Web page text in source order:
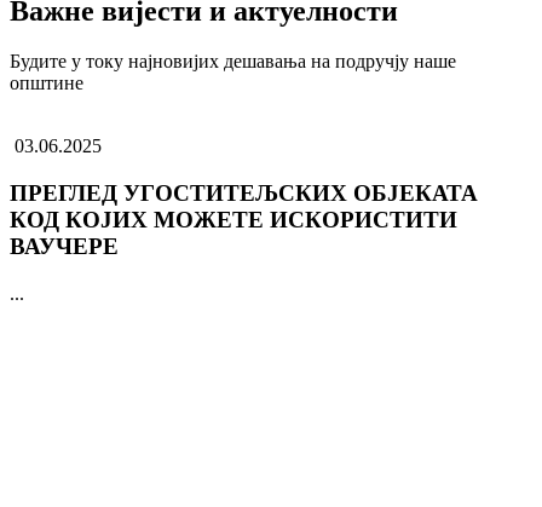
Важне вијести и актуелности
Будите у току најновијих дешавања на подручју наше
општине
03.06.2025
ПРЕГЛЕД УГОСТИТЕЉСКИХ ОБЈЕКАТА
КОД КОЈИХ МОЖЕТЕ ИСКОРИСТИТИ
ВАУЧЕРЕ
...